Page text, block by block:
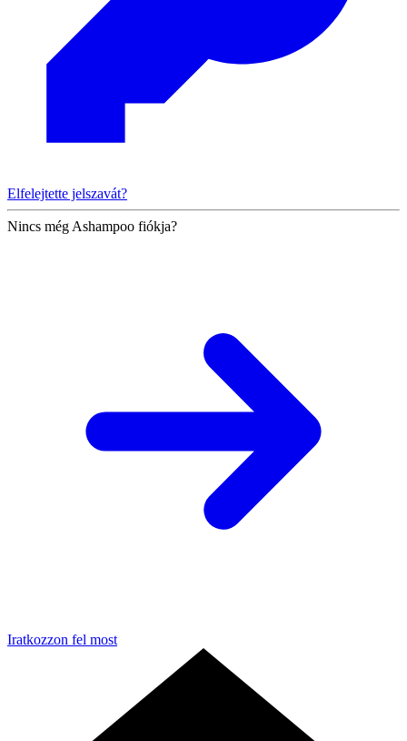
Elfelejtette jelszavát?
Nincs még Ashampoo fiókja?
Iratkozzon fel most